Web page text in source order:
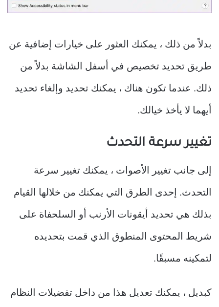
بدلاً من ذلك ، يمكنك العثور على خيارات إضافية عن
طريق تحديد تخصيص في أسفل الشاشة بدلاً من
ذلك. عندما تكون هناك ، يمكنك تحديد وإلغاء تحديد
أيهما لا يأخذ خيالك.
تغيير سرعة التحدث
إلى جانب تغيير الأصوات ، يمكنك تغيير سرعة
التحدث. إحدى الطرق التي يمكنك من خلالها القيام
بذلك هي تحديد أيقونات الأرنب أو السلحفاة على
شريط المحتوى المنطوق الذي قمت بتحديده
لتمكينه مسبقًا.
كبديل ، يمكنك تعديل هذا من داخل تفضيلات النظام